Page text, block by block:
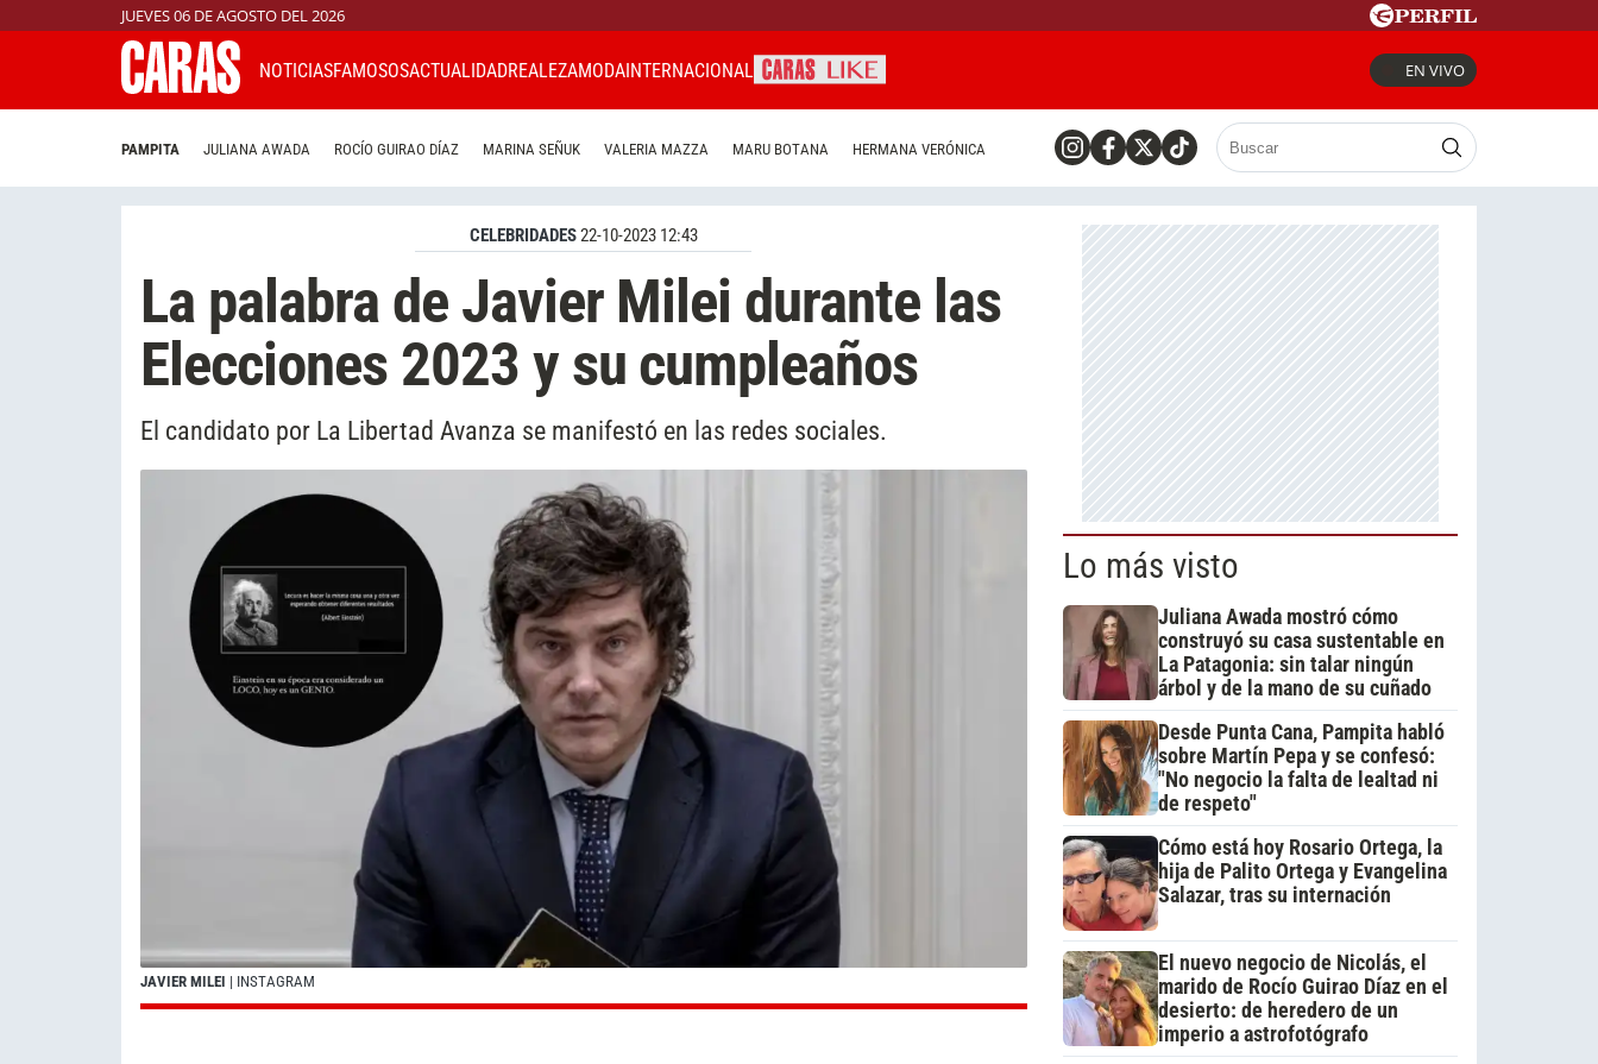
JUEVES 06 DE AGOSTO DEL 2026
NOTICIASFAMOSOSACTUALIDADREALEZAMODAINTERNACIONAL EN VIVO
PAMPITA JULIANA AWADA ROCÍO GUIRAO DÍAZ MARINA SEÑUK VALERIA MAZZA MARU BOTANA HERMANA VERÓNICA
CELEBRIDADES22-10-2023 12:43
La palabra de Javier Milei durante las
Elecciones 2023 y su cumpleaños
El candidato por La Libertad Avanza se manifestó en las redes sociales.
JAVIER MILEI | INSTAGRAM
Lo más visto
Juliana Awada mostró cómo
construyó su casa sustentable en
La Patagonia: sin talar ningún
árbol y de la mano de su cuñado
Desde Punta Cana, Pampita habló
sobre Martín Pepa y se confesó:
"No negocio la falta de lealtad ni
de respeto"
Cómo está hoy Rosario Ortega, la
hija de Palito Ortega y Evangelina
Salazar, tras su internación
El nuevo negocio de Nicolás, el
marido de Rocío Guirao Díaz en el
desierto: de heredero de un
imperio a astrofotógrafo